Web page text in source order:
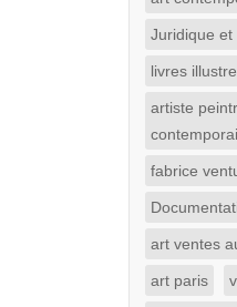
Juridique et
livres
artiste
fabrice
art ventes
art paris